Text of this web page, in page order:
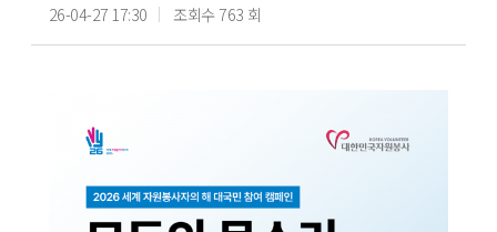
26-04-27 17:30 조회수 763 회